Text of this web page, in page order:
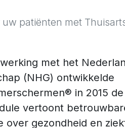
uw patiënten met
met het
(NHG) ontwikkelde
in 2015
vertoont
over gezondheid en